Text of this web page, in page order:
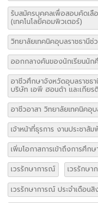
รับสมัครบุคคลเพื่อสอบคัดเลื
(เทคโนโลยีคอมพิวเตอร์)
วิทยาลัยเทคนิคอุบลราชธานี
ออกกลางคันของนักเรียนนัก
อาชีวศึกษาจังหวัดอุบลราชธ
บริษัท เอพี ฮอนด้า และเกียร
อาชีวอาสา วิทยาลัยเทคนิคอุบ
เจ้าหน้าที่ธุรการ งานประชาสั
เพิ่มโอกาสการเข้าถึงการศึก
เวรรักษาการณ์
เวรรักษา
เวรรักษาการณ์ ประจำเดือน